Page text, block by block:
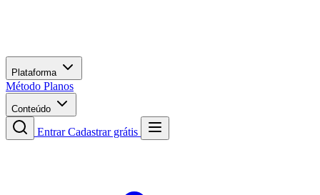
Plataforma
Método Planos
Conteúdo
EntrarCadastrar grátis